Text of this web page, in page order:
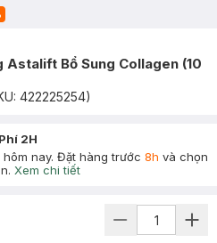
Bổ Sung Collagen (10
422225254)
2H
hôm nay. Đặt hàng trước 8h và chọn
Xem chi tiết